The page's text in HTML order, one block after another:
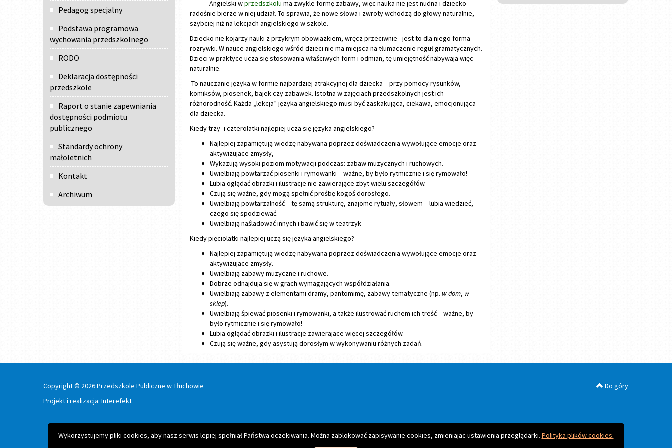
Wykorzystujemy pliki cookies, aby nasz serwis lepiej spełniał Państwa oczekiwania. Można zablokować zapisywanie cookies, zmieniając ustawienia przeglądarki. Polityka plików cookies.
Pedagog specjalny
Podstawa programowa
wychowania przedszkolnego
RODO
Deklaracja dostępności
przedszkole
Raport o stanie zapewniania
dostępności podmiotu
publicznego
Standardy ochrony
małoletnich
Kontakt
Archiwum
Angielski wprzedszkolu ma zwykle formę zabawy, więc nauka nie jest nudna i dziecko
radośnie bierze w niej udział. To sprawia, że nowe słowa i zwroty wchodzą do głowy naturalnie,
szybciej niż na lekcjach angielskiego w szkole.
Dziecko nie kojarzy nauki z przykrym obowiązkiem, wręcz przeciwnie - jest to dla niego forma
rozrywki. W nauce angielskiego wśród dzieci nie ma miejsca na tłumaczenie reguł gramatycznych.
Dzieci w praktyce uczą się stosowania właściwych form i odmian, tę umiejętność nabywają więc
naturalnie.
To nauczanie języka w formie najbardziej atrakcyjnej dla dziecka – przy pomocy rysunków,
komiksów, piosenek, bajek czy zabawek. Istotna w zajęciach przedszkolnych jest ich
różnorodność. Każda „lekcja” języka angielskiego musi być zaskakująca, ciekawa, emocjonująca
dla dziecka.
Kiedy trzy- i czterolatki najlepiej uczą się języka angielskiego?
Najlepiej zapamiętują wiedzę nabywaną poprzez doświadczenia wywołujące emocje oraz
aktywizujące zmysły,
Wykazują wysoki poziom motywacji podczas: zabaw muzycznych i ruchowych.
Uwielbiają powtarzać piosenki i rymowanki – ważne, by było rytmicznie i się rymowało!
Lubią oglądać obrazki i ilustracje nie zawierające zbyt wielu szczegółów.
Czują się ważne, gdy mogą spełnić prośbę kogoś dorosłego.
Uwielbiają powtarzalność – tę samą strukturę, znajome rytuały, słowem – lubią wiedzieć,
czego się spodziewać.
Uwielbiają naśladować innych i bawić się w teatrzyk
Kiedy pięciolatki najlepiej uczą się języka angielskiego?
Najlepiej zapamiętują wiedzę nabywaną poprzez doświadczenia wywołujące emocje oraz
aktywizujące zmysły.
Uwielbiają zabawy muzyczne i ruchowe.
Dobrze odnajdują się w grach wymagających współdziałania.
Uwielbiają zabawy z elementami dramy, pantomimę, zabawy tematyczne (np. w dom, w
sklep).
Uwielbiają śpiewać piosenki i rymowanki, a także ilustrować ruchem ich treść – ważne, by
było rytmicznie i się rymowało!
Lubią oglądać obrazki i ilustracje zawierające więcej szczegółów.
Czują się ważne, gdy asystują dorosłym w wykonywaniu różnych zadań.
Copyright © 2026 Przedszkole Publiczne w Tłuchowie
Projekt i realizacja: Interefekt
Do góry